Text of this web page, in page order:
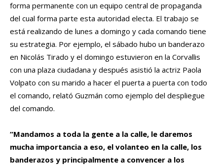
forma permanente con un equipo central de propaganda
del cual forma parte esta autoridad electa. El trabajo se
está realizando de lunes a domingo y cada comando tiene
su estrategia. Por ejemplo, el sábado hubo un banderazo
en Nicolás Tirado y el domingo estuvieron en la Corvallis
con una plaza ciudadana y después asistió la actriz Paola
Volpato con su marido a hacer el puerta a puerta con todo
el comando, relató Guzmán como ejemplo del despliegue
del comando.
“Mandamos a toda la gente a la calle, le daremos
mucha importancia a eso, el volanteo en la calle, los
banderazos y principalmente a convencer a los